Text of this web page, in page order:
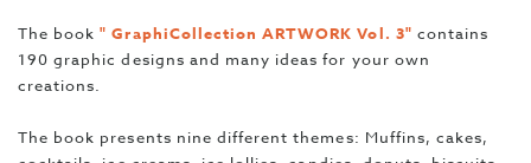
The book" GraphiCollection ARTWORK Vol. 3" contains
190 graphic designs and many ideas for your own
creations.
The book presents nine different themes: Muffins, cakes,